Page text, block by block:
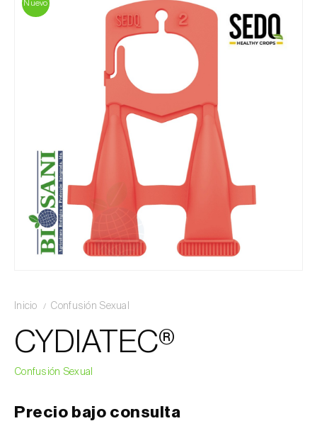
Nuevo
Inicio Confusión Sexual
CYDIATEC®
Confusión Sexual
Precio bajo consulta